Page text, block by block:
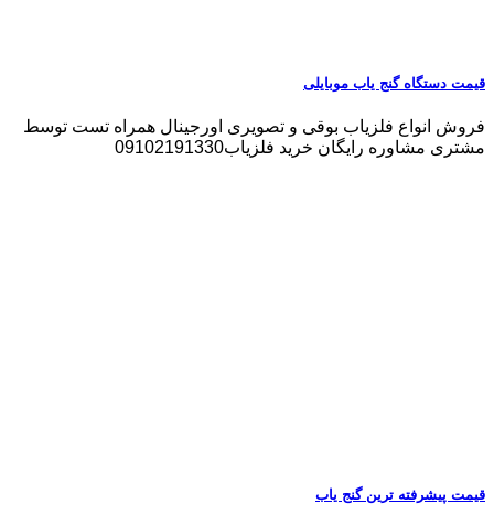
قیمت دستگاه گنج یاب موبایلی
فروش انواع فلزیاب بوقی و تصویری اورجینال همراه تست توسط
مشتری مشاوره رایگان خرید فلزیاب09102191330
قیمت پیشرفته ترین گنج یاب